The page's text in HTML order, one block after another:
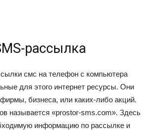
рассылка
смс на телефон с компьютера
для этого интернет ресурсы. Они
бизнеса, или каких-либо акций.
называется «prostor-sms.com». Здесь
информацию по рассылке и